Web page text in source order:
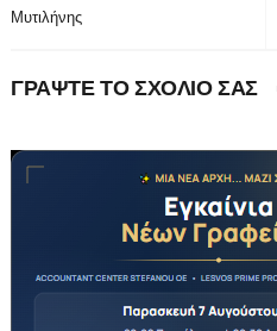
Μυτιλήνης
ΓΡΑΨΤΕ ΤΟ ΣΧΟΛΙΟ ΣΑΣ